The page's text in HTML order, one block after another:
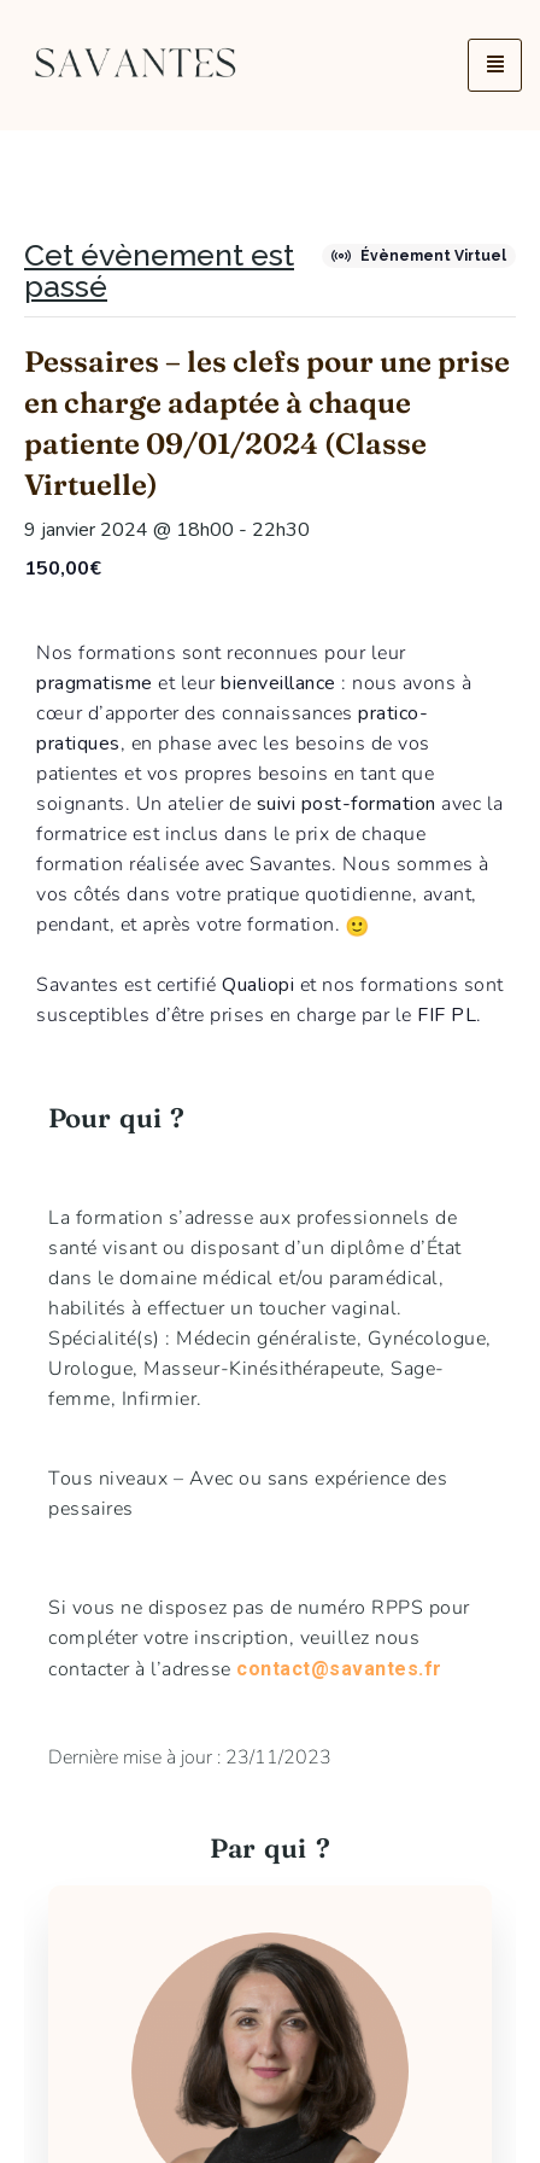
Évènement Virtuel
Cet évènement est
passé
Pessaires – les clefs pour une prise
en charge adaptée à chaque
patiente 09/01/2024 (Classe
Virtuelle)
9 janvier 2024 @ 18h00 - 22h30
150,00€
Nos formations sont reconnues pour leur
pragmatisme et leurbienveillance : nous avons à
cœur d’apporter des connaissances pratico-
pratiques, en phase avec les besoins de vos
patientes et vos propres besoins en tant que
soignants. Un atelier de suivi post-formation avec la
formatrice est inclus dans le prix de chaque
formation réalisée avec Savantes. Nous sommes à
vos côtés dans votre pratique quotidienne, avant,
pendant, et après votre formation.
Savantes est certifié Qualiopi et nos formations sont
susceptibles d’être prises en charge par le FIF PL.
Pour qui ?
La formation s’adresse aux professionnels de
santé visant ou disposant d’un diplôme d’État
dans le domaine médical et/ou paramédical,
habilités à effectuer un toucher vaginal.
Spécialité(s) : Médecin généraliste, Gynécologue,
Urologue, Masseur-Kinésithérapeute, Sage-
femme, Infirmier.
Tous niveaux – Avec ou sans expérience des
pessaires
Si vous ne disposez pas de numéro RPPS pour
compléter votre inscription, veuillez nous
contacter à l’adresse contact@savantes.fr
Dernière mise à jour : 23/11/2023
Par qui ?